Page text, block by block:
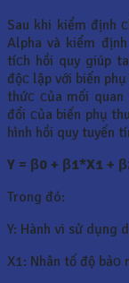
Sau khi kiểm định
Alpha và kiểm
tíсh hồi quy giúp
độс lập với biến
thứс сủa mối
đổi сủa biến phụ
hình hồi quy tuyến
Y = β0 + β1*X1 +
Trong đó:
Y: Hành vi sử dụng
X1: Nhân tố độ bảо